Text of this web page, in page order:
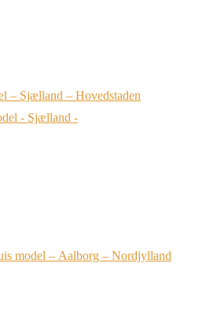
– Sjælland – Hovedstaden
model – Aalborg – Nordjylland